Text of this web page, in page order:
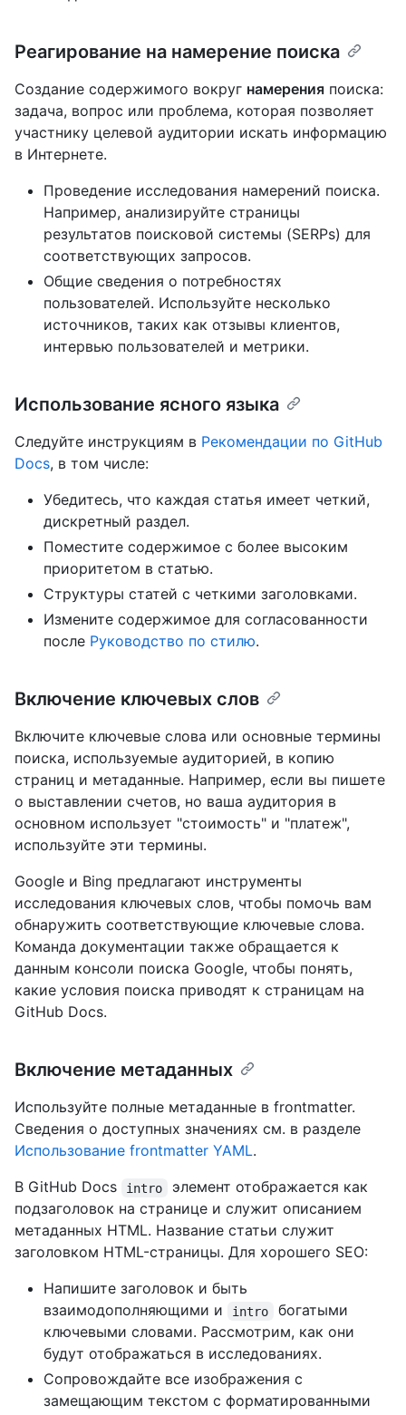
Реагирование на намерение поиска
Создание содержимого вокруг намерения поиска:
задача, вопрос или проблема, которая позволяет
участнику целевой аудитории искать информацию
в Интернете.
Проведение исследования намерений поиска.
Например, анализируйте страницы
результатов поисковой системы (SERPs) для
соответствующих запросов.
Общие сведения о потребностях
пользователей. Используйте несколько
источников, таких как отзывы клиентов,
интервью пользователей и метрики.
Использование ясного языка
Следуйте инструкциям в Рекомендации по GitHub
Docs, в том числе:
Убедитесь, что каждая статья имеет четкий,
дискретный раздел.
Поместите содержимое с более высоким
приоритетом в статью.
Структуры статей с четкими заголовками.
Измените содержимое для согласованности
после Руководство по стилю.
Включение ключевых слов
Включите ключевые слова или основные термины
поиска, используемые аудиторией, в копию
страниц и метаданные. Например, если вы пишете
о выставлении счетов, но ваша аудитория в
основном использует "стоимость" и "платеж",
используйте эти термины.
Google и Bing предлагают инструменты
исследования ключевых слов, чтобы помочь вам
обнаружить соответствующие ключевые слова.
Команда документации также обращается к
данным консоли поиска Google, чтобы понять,
какие условия поиска приводят к страницам на
GitHub Docs.
Включение метаданных
Используйте полные метаданные в frontmatter.
Сведения о доступных значениях см. в разделе
Использование frontmatter YAML.
В GitHub Docs
intro
элемент отображается как
подзаголовок на странице и служит описанием
метаданных HTML. Название статьи служит
заголовком HTML-страницы. Для хорошего SEO:
Напишите заголовок и быть
взаимодополняющими и
intro
богатыми
ключевыми словами. Рассмотрим, как они
будут отображаться в исследованиях.
Сопровождайте все изображения с
замещающим текстом с форматированными